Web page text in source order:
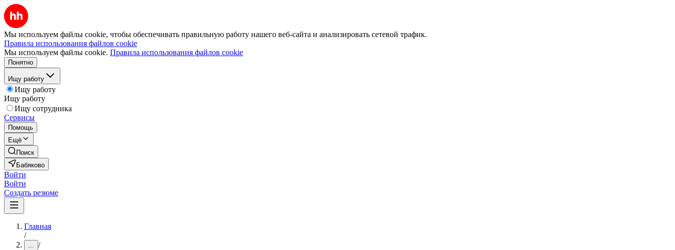
Мы используем файлы cookie, чтобы обеспечивать правильную работу нашего веб-сайта и анализировать сетевой трафик.
Правила использования файлов cookie
Мы используем файлы cookie. Правила использования файлов cookie
Понятно
Ищу работу
Ищу работу
Ищу работу
Ищу сотрудника
Сервисы
Помощь
Ещё
Поиск
Бабяково
Войти
Войти
Создать резюме
Главная
/
... /